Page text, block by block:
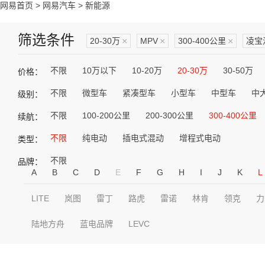
网易首页 > 网易汽车 > 新能源
筛选条件 20-30万 × MPV × 300-400公里 × 凌宝
价格： 不限 10万以下 10-20万 20-30万 30-50万
级别： 不限 微型车 紧凑型车 小型车 中型车 中
续航： 不限 100-200公里 200-300公里 300-400公里
类型： 不限 纯电动 插电式混动 增程式电动
品牌：
不限
A
B C D E F G H I J K L
LITE 岚图 雷丁 路虎 雷诺 林肯 领克
陆地方舟 蓝电品牌 LEVC